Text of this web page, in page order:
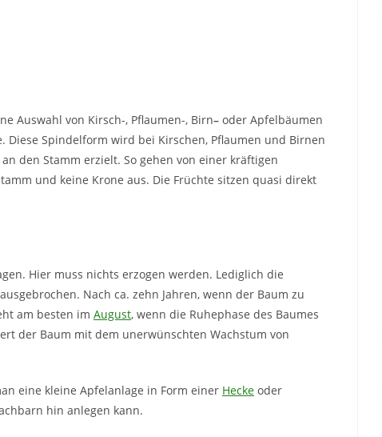
Auswahl von Kirsch-, Pflaumen-, Birn– oder Apfelbäumen
Diese Spindelform wird bei Kirschen, Pflaumen und Birnen
den Stamm erzielt. So gehen von einer kräftigen
und keine Krone aus. Die Früchte sitzen quasi direkt
Hier muss nichts erzogen werden. Lediglich die
Nach ca. zehn Jahren, wenn der Baum zu
am besten im August, wenn die Ruhephase des Baumes
der Baum mit dem unerwünschten Wachstum von
eine kleine Apfelanlage in Form einer Hecke oder
hin anlegen kann.